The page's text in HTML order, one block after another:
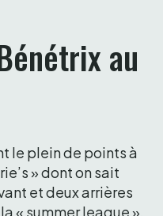
au
le plein de points à
» dont on sait
et deux arrières
« summer league ».